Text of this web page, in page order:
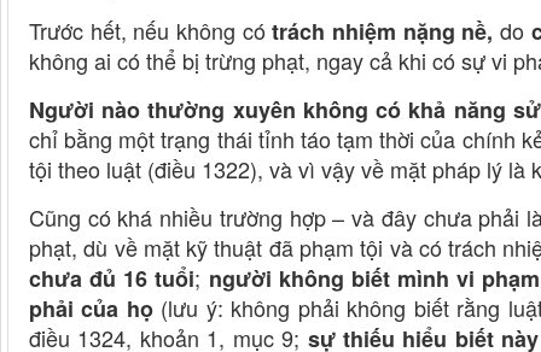
Trước hết, nếu không cótrách nhiệm nặng nề, do
không ai có thể bị trừng phạt, ngay cả khi có sự vi
Người nào thường xuyên không có khả năng
chỉ bằng một trạng thái tỉnh táo tạm thời của chính
tội theo luật (điều 1322), và vì vậy về mặt pháp lý là
Cũng có khá nhiều trường hợp – và đây chưa phải
phạt, dù về mặt kỹ thuật đã phạm tội và có trách
chưa đủ 16 tuổi; người không biết mình vi
phải của họ(lưu ý: không phải không biết rằng
điều 1324, khoản 1, mục 9; sự thiếu hiểu biết